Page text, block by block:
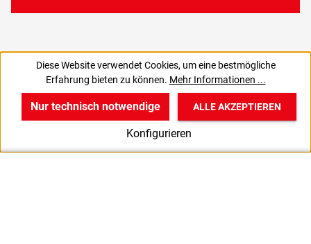
134,37 €
Diese Website verwendet Cookies, um eine bestmögliche
Erfahrung bieten zu können. Mehr Informationen ...
Nur technisch notwendige
Konfigurieren
ALLE AKZEPTIEREN
v
Produkte
B